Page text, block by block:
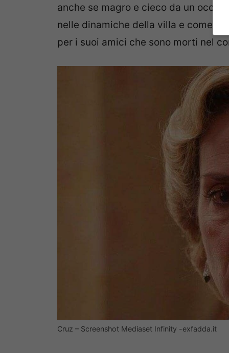
anche se magro e cieco da un
nelle dinamiche della villa e come
per i suoi amici che sono morti nel
Cruz – Screenshot Mediaset Infinity -exfadda.it